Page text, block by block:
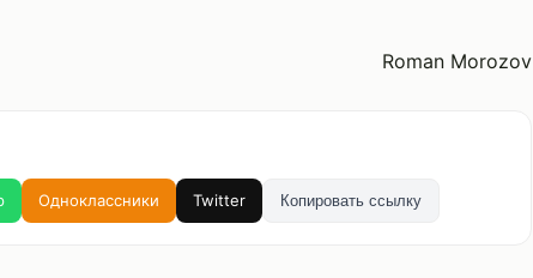
Roman Morozov
Одноклассники Twitter Копировать ссылку